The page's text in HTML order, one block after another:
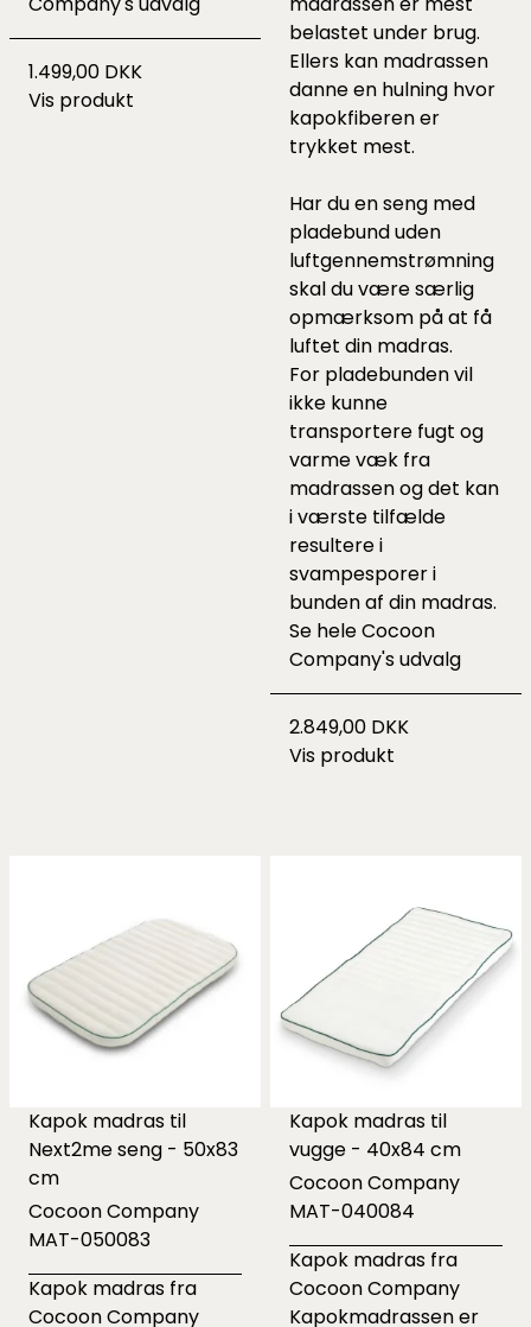
1.499,00 DKK
Vis produkt
belastet under brug.
Ellers kan madrassen
danne en hulning hvor
kapokfiberen er
trykket mest.
Har du en seng med
pladebund uden
luftgennemstrømning
skal du være særlig
opmærksom på at få
luftet din madras.
For pladebunden vil
ikke kunne
transportere fugt og
varme væk fra
madrassen og det kan
i værste tilfælde
resultere i
svampesporer i
bunden af din madras.
Se heleCocoon
Company's udvalg
2.849,00 DKK
Vis produkt
Kapok madras til
Next2me seng - 50x83
cm
Cocoon Company
MAT-050083
Kapok madras fra
Cocoon Company
Kapok madras til
vugge - 40x84 cm
Cocoon Company
MAT-040084
Kapok madras fra
Cocoon Company
Kapokmadrassen er